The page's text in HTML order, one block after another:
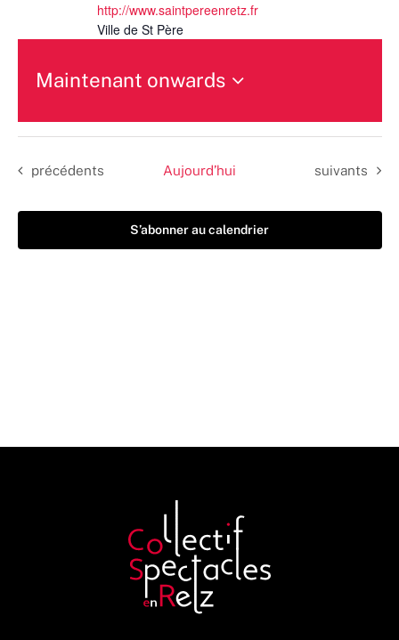
http://www.saintpereenretz.fr
Ville de St Père
Maintenant onwards
une
date.
Évènements
précédents Aujourd’hui Évènements
suivants
S’abonner au calendrier